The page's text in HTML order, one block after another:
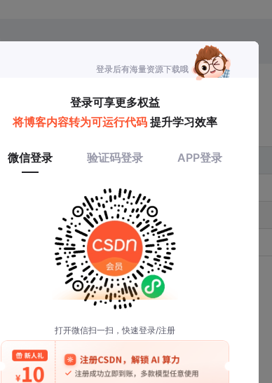
性表格：
常见问题
服务宕机导致空白
坐标系偏移bug
需要VSCode≥1.78